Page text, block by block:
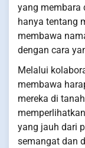
yang membara
hanya tentang
membawa
dengan cara
Melalui
membawa
mereka di
yang jauh dari
semangat dan